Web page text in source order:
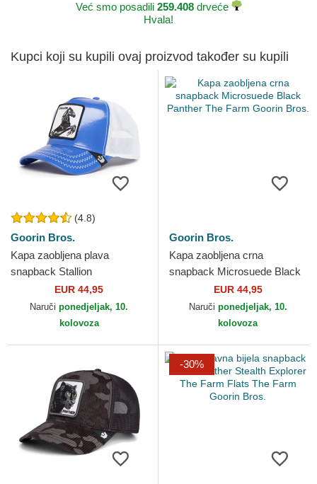
Već smo posadili 259.408drveće
Hvala!
Kupci koji su kupili ovaj proizvod također su kupili
(4.8)
Goorin Bros.
Kapa zaobljena plava
snapback Stallion
Horsepower Puff Patent The
Farm Goorin Bros.
EUR 44,95
Naruči ponedjeljak, 10.
kolovoza
Goorin Bros.
Kapa zaobljena crna
snapback Microsuede Black
Panther The Farm Goorin
Bros.
EUR 44,95
Naruči ponedjeljak, 10.
kolovoza
-30%